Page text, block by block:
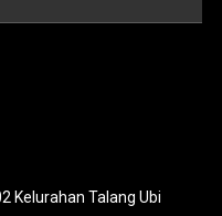
Kelurahan Talang Ubi